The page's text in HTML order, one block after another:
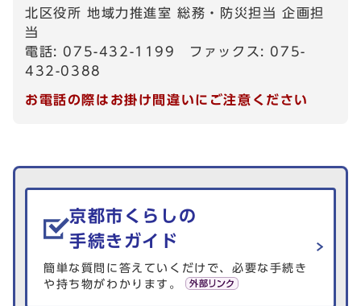
北区役所 地域力推進室 総務・防災担当 企画担
当
電話: 075-432-1199 ファックス: 075-
432-0388
お電話の際はお掛け間違いにご注意ください
生活情報を探す
京都市くらしの
手続きガイド
簡単な質問に答えていくだけで、必要な手続き
や持ち物がわかります。